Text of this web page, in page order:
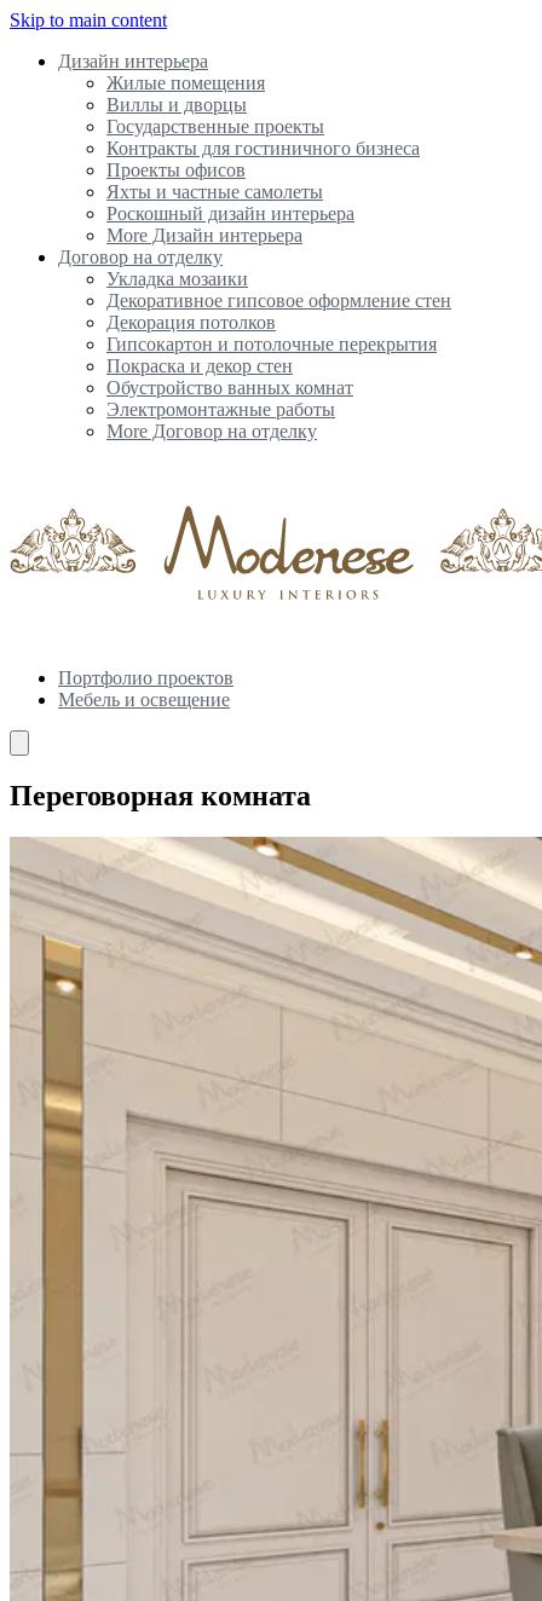
Skip to main content
Дизайн интерьера
Жилые помещения
Виллы и дворцы
Государственные проекты
Контракты для гостиничного бизнеса
Проекты офисов
Яхты и частные самолеты
Роскошный дизайн интерьера
More Дизайн интерьера
Договор на отделку
Укладка мозаики
Декоративное гипсовое оформление стен
Декорация потолков
Гипсокартон и потолочные перекрытия
Покраска и декор стен
Обустройство ванных комнат
Электромонтажные работы
More Договор на отделку
Портфолио проектов
Мебель и освещение
Переговорная комната